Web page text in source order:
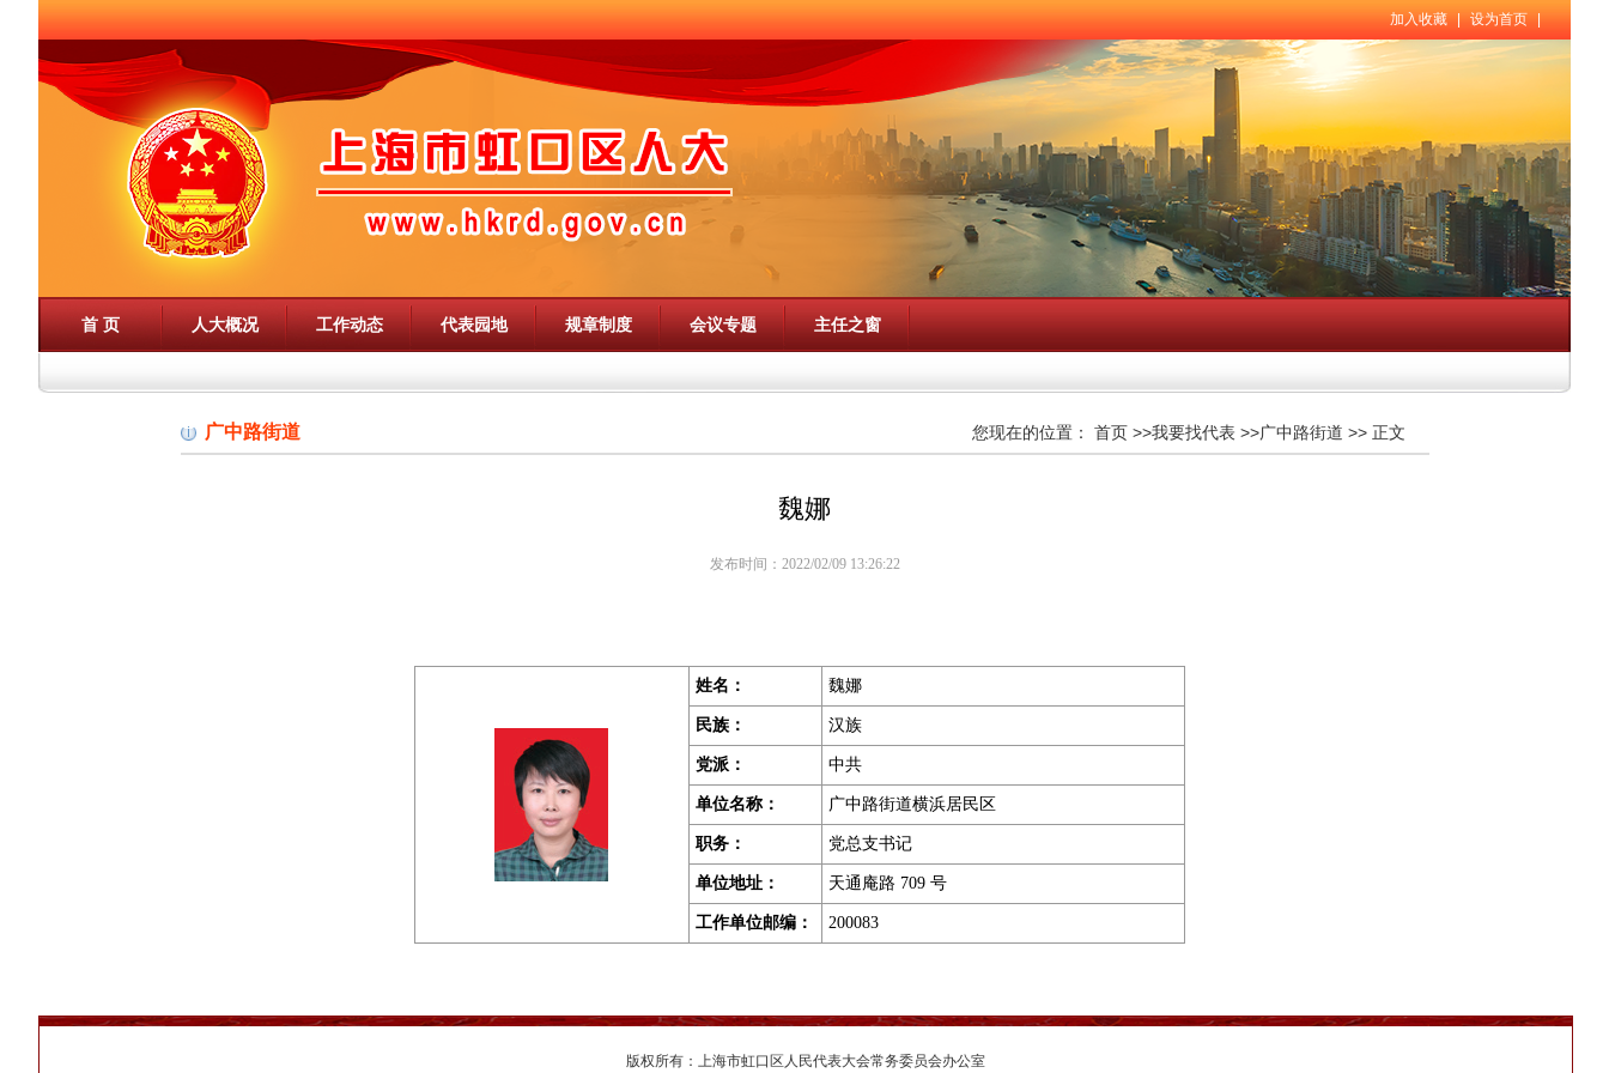
加入收藏 | 设为首页 |
首 页 人大概况 工作动态 代表园地 规章制度 会议专题 主任之窗
广中路街道 您现在的位置： 首页>>我要找代表 >>广中路街道 >> 正文
魏娜
发布时间：2022/02/09 13:26:22
姓名： 魏娜
民族： 汉族
党派： 中共
单位名称： 广中路街道横浜居民区
职务： 党总支书记
单位地址： 天通庵路 709 号
工作单位邮编： 200083
版权所有：上海市虹口区人民代表大会常务委员会办公室